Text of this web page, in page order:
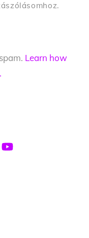
Learn how